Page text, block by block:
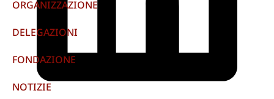
ORGANIZZAZIONE
DELEGAZIONI
FONDAZIONE
NOTIZIE